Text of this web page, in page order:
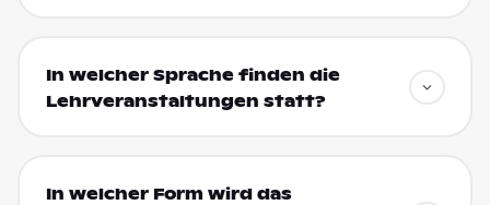
In welcher Sprache finden die
Lehrveranstaltungen statt?
In welcher Form wird das